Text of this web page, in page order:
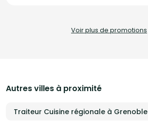
Voir plus de promotions
Autres villes à proximité
Traiteur Cuisine régionale à Grenoble